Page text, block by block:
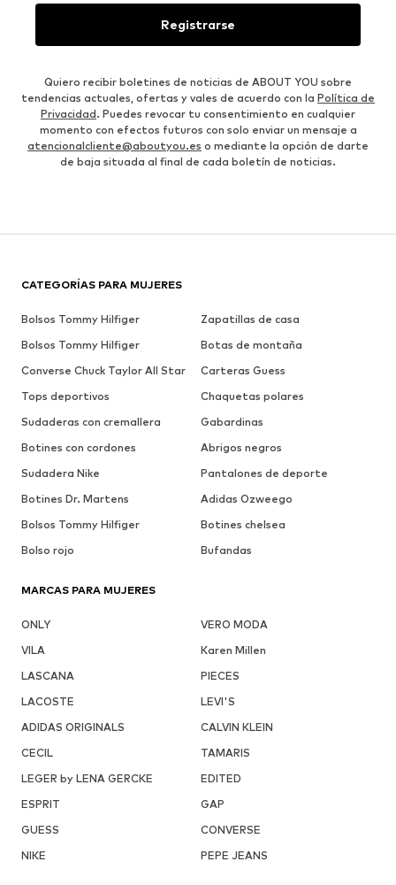
Registrarse
Quiero recibir boletines de noticias de ABOUT YOU sobre
tendencias actuales, ofertas y vales de acuerdo con la Política de
Privacidad. Puedes revocar tu consentimiento en cualquier
momento con efectos futuros con solo enviar un mensaje a
atencionalcliente@aboutyou.es o mediante la opción de darte
de baja situada al final de cada boletín de noticias.
CATEGORÍAS PARA MUJERES
Bolsos Tommy Hilfiger
Zapatillas de casa
Bolsos Tommy Hilfiger
Botas de montaña
Converse Chuck Taylor All Star
Carteras Guess
Tops deportivos
Chaquetas polares
Sudaderas con cremallera
Gabardinas
Botines con cordones
Abrigos negros
Sudadera Nike
Pantalones de deporte
Botines Dr. Martens
Adidas Ozweego
Bolsos Tommy Hilfiger
Botines chelsea
Bolso rojo
Bufandas
MARCAS PARA MUJERES
ONLY
VERO MODA
VILA
Karen Millen
LASCANA
PIECES
LACOSTE
LEVI'S
ADIDAS ORIGINALS
CALVIN KLEIN
CECIL
TAMARIS
LEGER by LENA GERCKE
EDITED
ESPRIT
GAP
GUESS
CONVERSE
NIKE
PEPE JEANS